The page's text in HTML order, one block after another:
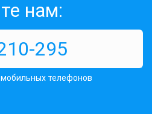
нам:
295
телефонов